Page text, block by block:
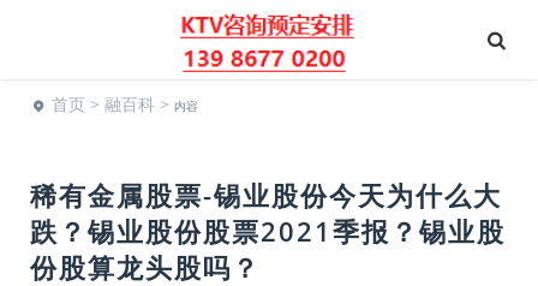
首页 > 融百科 > 内容
稀有金属股票-锡业股份今天为什么大
跌？锡业股份股票2021季报？锡业股
份股算龙头股吗？